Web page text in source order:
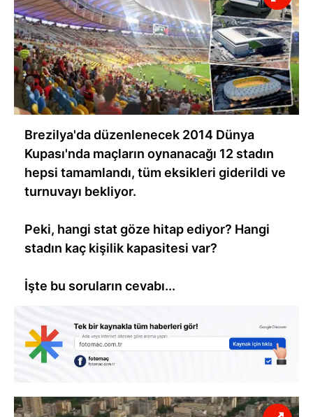
Brezilya'da düzenlenecek 2014 Dünya
Kupası'nda maçların oynanacağı 12 stadın
hepsi tamamlandı, tüm eksikleri giderildi ve
turnuvayı bekliyor.
Peki, hangi stat göze hitap ediyor? Hangi
stadın kaç kişilik kapasitesi var?
İşte bu soruların cevabı...